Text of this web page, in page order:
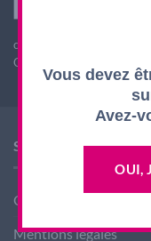
consommer avec
CODE DE LA SANTE
SHOP AGAMY
Conditions générales
Mentions légales
Vous devez
Avez-
OUI,